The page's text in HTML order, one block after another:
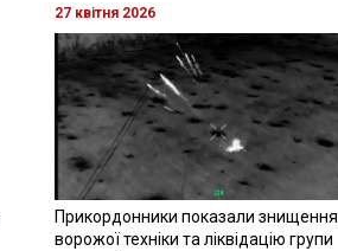
27 квітня 2026
Прикордонники показали знищення
ворожої техніки та ліквідацію групи